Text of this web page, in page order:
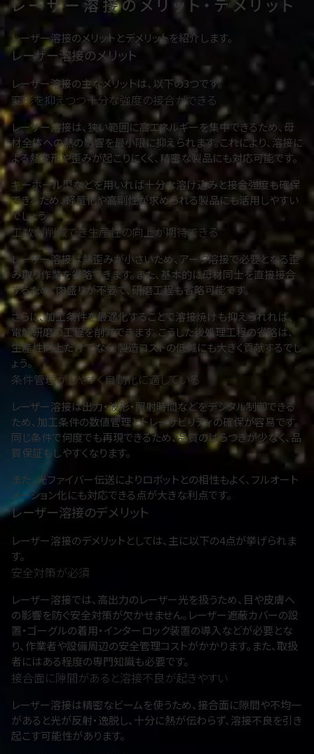
レーザー溶接のメリットとデメリットを紹介します。
レーザー溶接のメリット
レーザー溶接の主なメリットは、以下の3つです。
変形を抑えつつ十分な強度の接合ができる
レーザー溶接は、狭い範囲に高エネルギーを集中できるため、母
材全体への熱の影響を最小限に抑えられます。これにより、溶接に
よる熱変形や歪みが起こりにくく、精密な製品にも対応可能です。
キーホール型などを用いれば十分な溶け込みと接合強度も確保
できるため、軽量化や高剛性が求められる製品にも活用しやすい
でしょう。
工数が削減でき生産性の向上が期待できる
レーザー溶接は熱歪みが小さいため、アーク溶接で必要となる歪
み取り作業を省略できます。また、基本的に母材同士を直接接合
するため、肉盛りが不要で、研磨工程も省略可能です。
さらに、加工条件を最適化することで溶接焼けも抑えられれば、
電解研磨の工程を削減できます。こうした後処理工程の省略は、
生産性向上だけでなく、製造コストの低減にも大きく貢献するでし
ょう。
条件管理がしやすく自動化に適している
レーザー溶接は出力・波形・照射時間などをデジタル制御できる
ため、加工条件の数値管理とトレーサビリティの確保が容易です。
同じ条件で何度でも再現できるため、品質のばらつきが少なく、品
質保証もしやすくなります。
また、光ファイバー伝送によりロボットとの相性もよく、フルオート
メーション化にも対応できる点が大きな利点です。
レーザー溶接のデメリット
レーザー溶接のデメリットとしては、主に以下の4点が挙げられま
す。
安全対策が必須
レーザー溶接では、高出力のレーザー光を扱うため、目や皮膚へ
の影響を防ぐ安全対策が欠かせません。レーザー遮蔽カバーの設
置・ゴーグルの着用・インターロック装置の導入などが必要とな
り、作業者や設備周辺の安全管理コストがかかります。また、取扱
者にはある程度の専門知識も必要です。
接合面に隙間があると溶接不良が起きやすい
レーザー溶接は精密なビームを使うため、接合面に隙間や不均一
があると光が反射・逸脱し、十分に熱が伝わらず、溶接不良を引き
起こす可能性があります。